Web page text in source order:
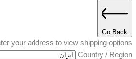
Go Back
your address to view shipping options.
Country / Region